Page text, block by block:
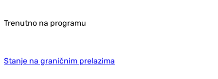
Trenutno na programu
Stanje na graničnim prelazima